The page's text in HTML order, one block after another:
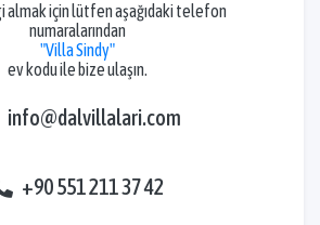
almak için lütfen aşağıdaki telefon
numaralarından
"Villa Sindy"
ev kodu ile bize ulaşın.
info@dalvillalari.com
+90 551 211 37 42